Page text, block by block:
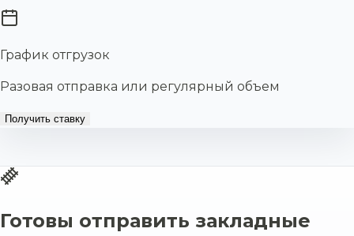
График отгрузок
Разовая отправка или регулярный объем
Получить ставку
Готовы отправить закладные